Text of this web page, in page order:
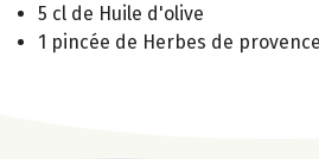
5 cl de Huile d'olive
1 pincée de Herbes de provence